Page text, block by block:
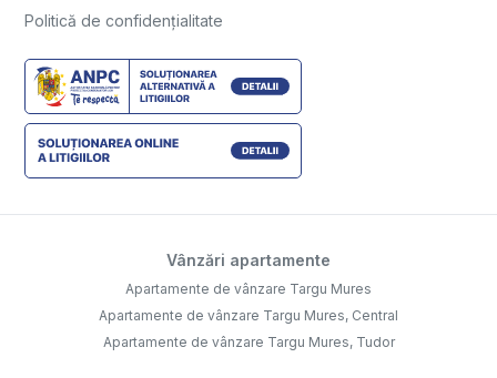
Politică de confidențialitate
Vânzări apartamente
Apartamente de vânzare Targu Mures
Apartamente de vânzare Targu Mures, Central
Apartamente de vânzare Targu Mures, Tudor